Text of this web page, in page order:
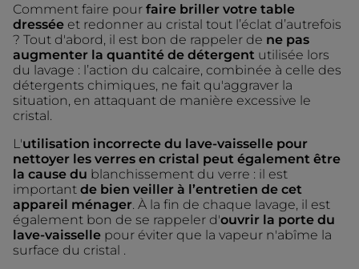
Comment faire pour faire briller votre table
dressée et redonner au cristal tout l’éclat d’autrefois
? Tout d'abord, il est bon de rappeler de ne pas
augmenter la quantité de détergent utilisée lors
du lavage : l’action du calcaire, combinée à celle des
détergents chimiques, ne fait qu'aggraver la
situation, en attaquant de manière excessive le
cristal.
L'utilisation incorrecte du lave-vaisselle pour
nettoyer les verres en cristal peut également être
la cause du blanchissement du verre : il est
important de bien veiller à l’entretien de cet
appareil ménager. À la fin de chaque lavage, il est
également bon de se rappeler d'ouvrir la porte du
lave-vaisselle pour éviter que la vapeur n'abîme la
surface du cristal .